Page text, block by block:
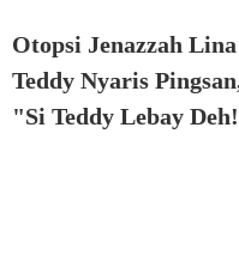
Otopsi Jenazzah
Teddy Nyaris
"Si Teddy Lebay